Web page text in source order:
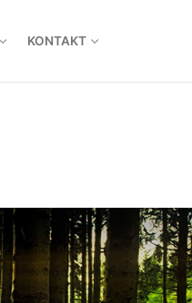
KONTAKT